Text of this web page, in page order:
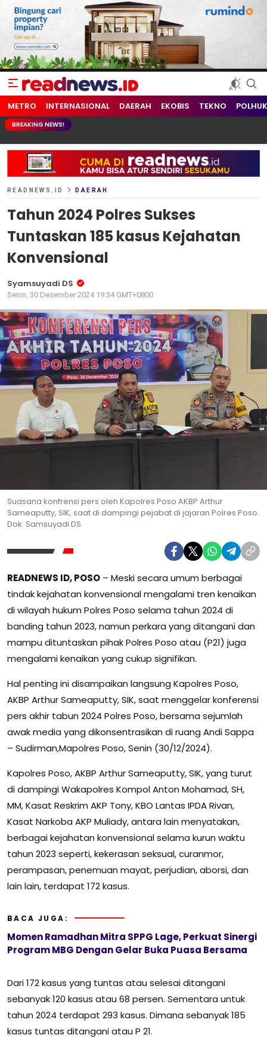
readnews.id
Berita Terkini, Update Terbaru Hari ini dari Indonesia dan Dunia
METRO INTERNASIONAL DAERAH EKOBIS TEKNO
BREAKING NEWS!
READNEWS.ID DAERAH
Tahun 2024 Polres Sukses
Tuntaskan 185 kasus Kejahatan
Konvensional
Syamsuyadi DS
Senin, 30 Desember 2024 19:34 GMT+0800
Suasana konfrensi pers oleh Kapolres Poso AKBP Arthur
Sameaputty, SIK, saat di dampingi pejabat di jajaran Polres Poso.
Dok. Samsuyadi DS
READNEWS ID, POSO – Meski secara umum berbagai
tindak kejahatan konvensional mengalami tren kenaikan
di wilayah hukum Polres Poso selama tahun 2024 di
banding tahun 2023, namun perkara yang ditangani dan
mampu dituntaskan pihak Polres Poso atau (P21) juga
mengalami kenaikan yang cukup signifikan.
Hal penting ini disampaikan langsung Kapolres Poso,
AKBP Arthur Sameaputty, SIK, saat menggelar konferensi
pers akhir tabun 2024 Polres Poso, bersama sejumlah
awak media yang dikonsentrasikan di ruang Andi Sappa
– Sudirman,Mapolres Poso, Senin (30/12/2024).
Kapolres Poso, AKBP Arthur Sameaputty, SIK, yang turut
di dampingi Wakapolres Kompol Anton Mohamad, SH,
MM, Kasat Reskrim AKP Tony, KBO Lantas IPDA Rivan,
Kasat Narkoba AKP Muliady, antara lain menyatakan,
berbagai kejahatan konvensional selama kurun waktu
tahun 2023 seperti, kekerasan seksual, curanmor,
perampasan, penemuan mayat, perjudian, aborsi, dan
lain lain, terdapat 172 kasus.
BACA JUGA:
Momen Ramadhan Mitra SPPG Lage, Perkuat Sinergi
Program MBG Dengan Gelar Buka Puasa Bersama
Dari 172 kasus yang tuntas atau selesai ditangani
sebanyak 120 kasus atau 68 persen. Sementara untuk
tahun 2024 terdapat 293 kasus. Dimana sebanyak 185
kasus tuntas ditangani atau P 21.